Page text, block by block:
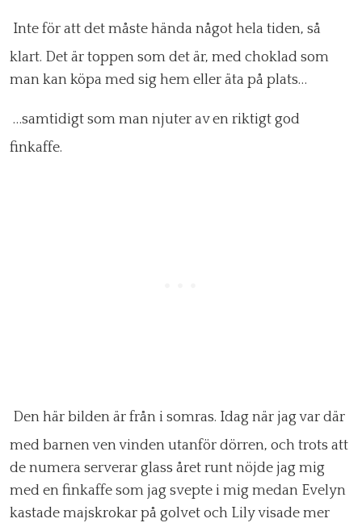
Inte för att det måste hända något hela tiden, så
klart. Det är toppen som det är, med choklad som
man kan köpa med sig hem eller äta på plats…
…samtidigt som man njuter av en riktigt god
finkaffe.
Den här bilden är från i somras. Idag när jag var där
med barnen ven vinden utanför dörren, och trots att
de numera serverar glass året runt nöjde jag mig
med en finkaffe som jag svepte i mig medan Evelyn
kastade majskrokar på golvet och Lily visade mer